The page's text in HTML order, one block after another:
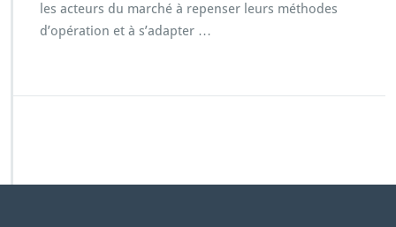
les acteurs du marché à repenser leurs méthodes
d’opération et à s’adapter …